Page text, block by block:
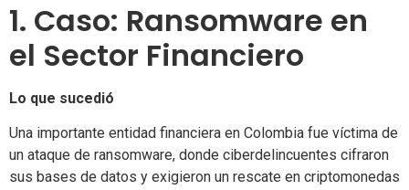
1. Caso: Ransomware en
el Sector Financiero
Lo que sucedió
Una importante entidad financiera en Colombia fue víctima de
un ataque de ransomware, donde ciberdelincuentes cifraron
sus bases de datos y exigieron un rescate en criptomonedas